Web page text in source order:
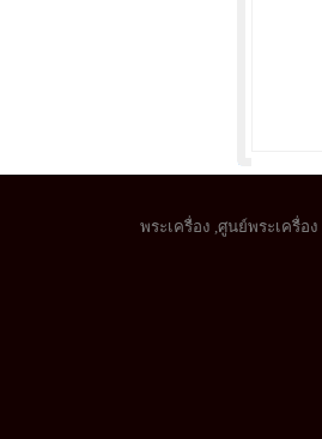
พระเครื่อง ,ศูนย์พระเครื่อง